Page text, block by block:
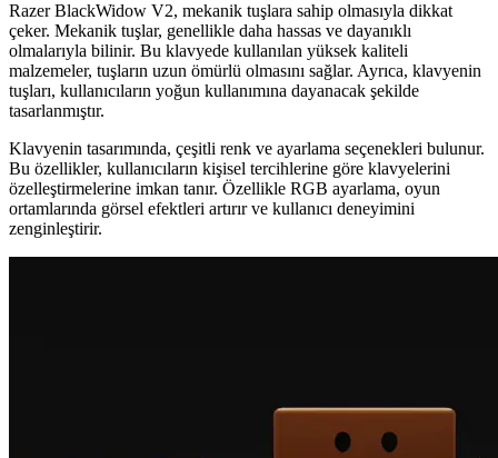
Razer BlackWidow V2, mekanik tuşlara sahip olmasıyla dikkat
çeker. Mekanik tuşlar, genellikle daha hassas ve dayanıklı
olmalarıyla bilinir. Bu klavyede kullanılan yüksek kaliteli
malzemeler, tuşların uzun ömürlü olmasını sağlar. Ayrıca, klavyenin
tuşları, kullanıcıların yoğun kullanımına dayanacak şekilde
tasarlanmıştır.
Klavyenin tasarımında, çeşitli renk ve ayarlama seçenekleri bulunur.
Bu özellikler, kullanıcıların kişisel tercihlerine göre klavyelerini
özelleştirmelerine imkan tanır. Özellikle RGB ayarlama, oyun
ortamlarında görsel efektleri artırır ve kullanıcı deneyimini
zenginleştirir.